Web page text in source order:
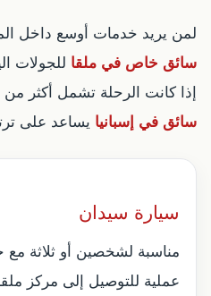
لمن يريد خدمات أوسع داخل
سائق خاص في ملقا للجولات
إذا كانت الرحلة تشمل أكثر من
سائق في إسبانيا يساعد على
سيارة سيدان
مناسبة لشخصين أو ثلاثة
عملية للتوصيل إلى مركز